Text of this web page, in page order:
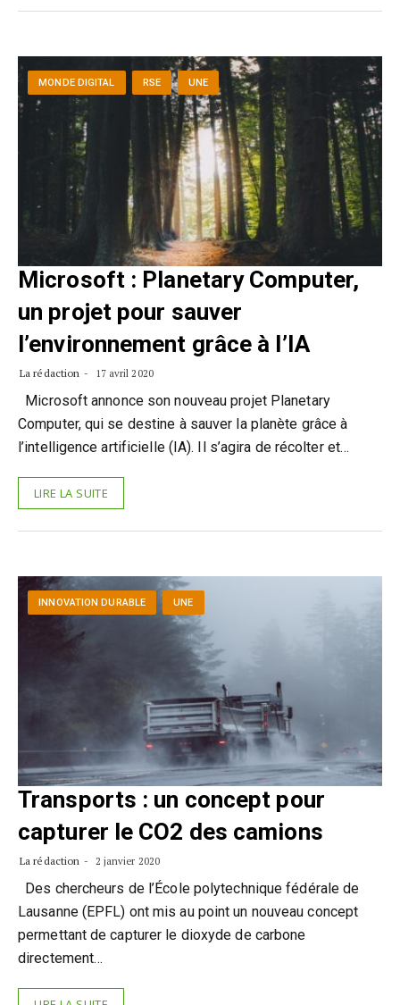
MONDE DIGITAL RSE UNE
Microsoft : Planetary Computer,
un projet pour sauver
l’environnement grâce à l’IA
La rédaction 17 avril 2020
Microsoft annonce son nouveau projet Planetary
Computer, qui se destine à sauver la planète grâce à
l’intelligence artificielle (IA). Il s’agira de récolter et…
LIRE LA SUITE
INNOVATION DURABLE UNE
Transports : un concept pour
capturer le CO2 des camions
La rédaction 2 janvier 2020
Des chercheurs de l’École polytechnique fédérale de
Lausanne (EPFL) ont mis au point un nouveau concept
permettant de capturer le dioxyde de carbone
directement…